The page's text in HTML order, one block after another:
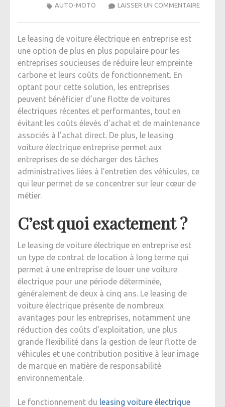
LAISSER UN COMMENTAIRELE
AUTO-MOTO
Le leasing de voiture électrique en entreprise est
une option de plus en plus populaire pour les
entreprises soucieuses de réduire leur empreinte
carbone et leurs coûts de fonctionnement. En
optant pour cette solution, les entreprises
peuvent bénéficier d’une flotte de voitures
électriques récentes et performantes, tout en
évitant les coûts élevés d’achat et de maintenance
associés à l’achat direct. De plus, le leasing
voiture électrique entreprise permet aux
entreprises de se décharger des tâches
administratives liées à l’entretien des véhicules, ce
qui leur permet de se concentrer sur leur cœur de
métier.
C’est quoi exactement ?
Le leasing de voiture électrique en entreprise est
un type de contrat de location à long terme qui
permet à une entreprise de louer une voiture
électrique pour une période déterminée,
généralement de deux à cinq ans. Le leasing de
voiture électrique présente de nombreux
avantages pour les entreprises, notamment une
réduction des coûts d’exploitation, une plus
grande flexibilité dans la gestion de leur flotte de
véhicules et une contribution positive à leur image
de marque en matière de responsabilité
environnementale.
Le fonctionnement du leasing voiture électrique